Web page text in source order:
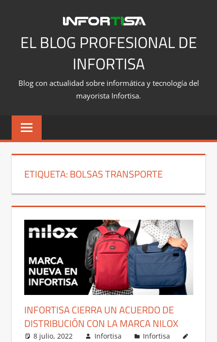
contenidoEL BLOG PROFESIONAL DE
INFORTISA
Blog con actualidad sobre informática y tecnología del
mayorista Infortisa.
ETIQUETA:BOLSAS TRANSPORTE
INFORTISA CIERRA UN ACUERDO DE
DISTRIBUCIÓN CON LA MARCA NILOX
8 julio, 2022 Infortisa
Infortisa